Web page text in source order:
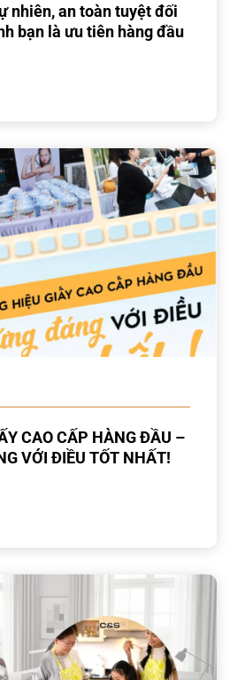
nhiên, an toàn tuyệt đối
bạn là ưu tiên hàng đầu
CAO CẤP HÀNG ĐẦU –
VỚI ĐIỀU TỐT NHẤT!